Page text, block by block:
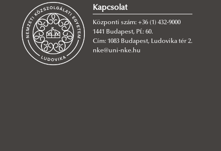
Kapcsolat
Központi szám: +36 (1) 432-9000
1441 Budapest, Pf.: 60.
Cím: 1083 Budapest, Ludovika tér 2.
nke@uni-nke.hu